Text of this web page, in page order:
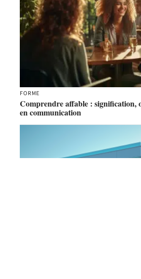
FORME
Comprendre affable : signification,
en communication